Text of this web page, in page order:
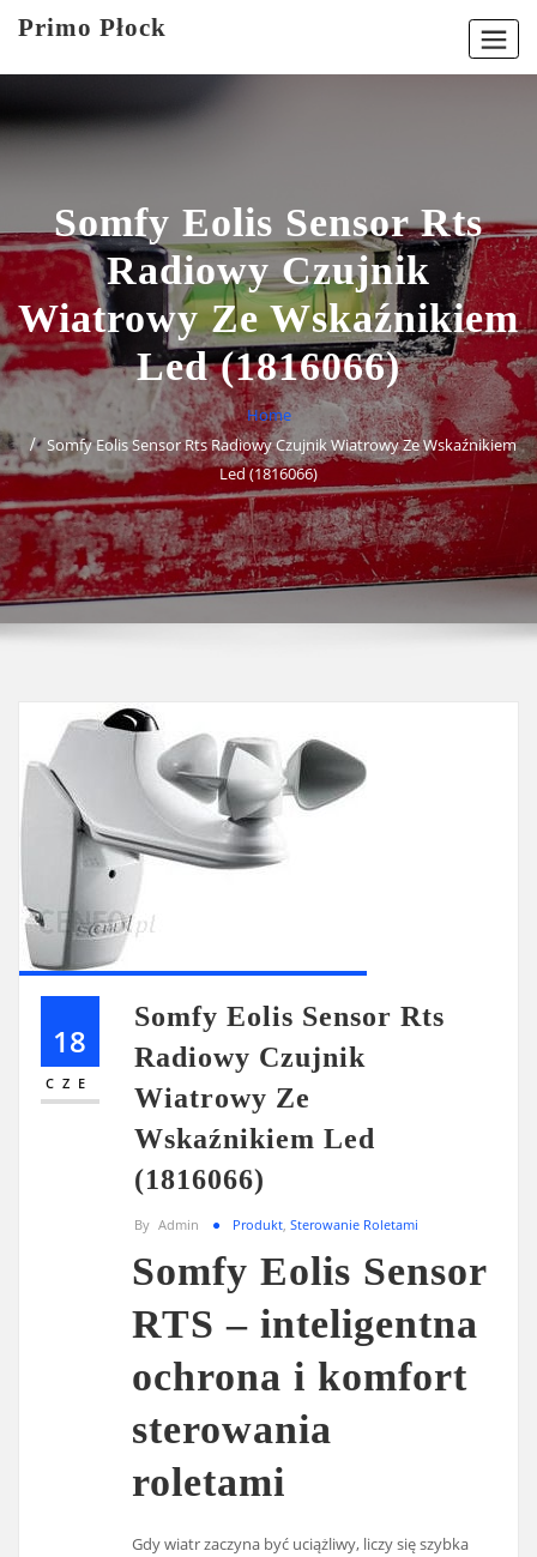
Primo Płock
Somfy Eolis Sensor Rts
Radiowy Czujnik
Wiatrowy Ze Wskaźnikiem
Led (1816066)
Home
Somfy Eolis Sensor Rts Radiowy Czujnik Wiatrowy Ze Wskaźnikiem
Led (1816066)
18
CZE
Somfy Eolis Sensor Rts
Radiowy Czujnik
Wiatrowy Ze
Wskaźnikiem Led
(1816066)
By Admin Produkt Sterowanie Roletami
Somfy Eolis Sensor
RTS – inteligentna
ochrona i komfort
sterowania
roletami
Gdy wiatr zaczyna być uciążliwy, liczy się szybka